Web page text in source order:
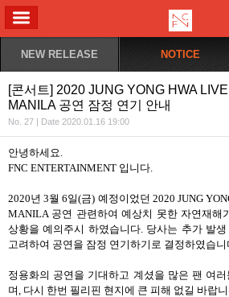
NEW RELEASE NOTICE
[콘서트] 2020 JUNG YONG HWA
MANILA 공연 잠정 연기 안내
No. 27 | Date 2020.01.16 19:00
안녕하세요.
FNC ENTERTAINMENT 입니다.
2020년 3월 6일(금) 예정이었던 2020 JUNG
MANILA 공연 관련하여 예상치 못한 자연재해
상황을 예의주시 하였습니다. 당사는 추가 발
고려하여 공연을 잠정 연기하기로 결정하였습니
정용화의 공연을 기대하고 계셨을 많은 팬 여
며, 다시 한번 필리핀 현지에 큰 피해 없길 바랍